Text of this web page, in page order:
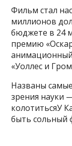
Фильм стал
миллионов
бюджете в 24
премию
«Уоллес и
Названы
зрения науки
колотитьсяУ
быть сольный